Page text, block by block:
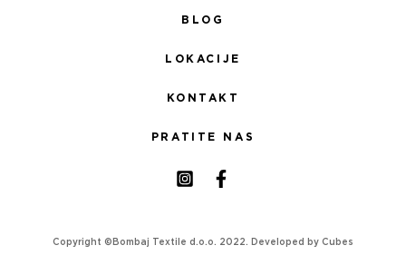
BLOG
LOKACIJE
KONTAKT
PRATITE NAS
Copyright ©Bombaj Textile d.o.o. 2022. Developed by Cubes